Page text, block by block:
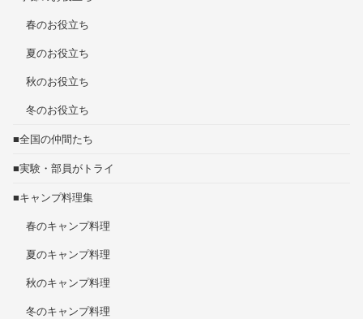
春のお役立ち
夏のお役立ち
秋のお役立ち
冬のお役立ち
■全国の仲間たち
■実験・部員がトライ
■キャンプ料理集
春のキャンプ料理
夏のキャンプ料理
秋のキャンプ料理
冬のキャンプ料理